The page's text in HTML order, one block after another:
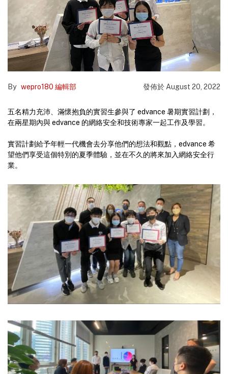
By wepro180 編輯部 發佈於 August 20, 2022
五名精力充沛、滿懷抱負的實習生參與了 edvance 暑期實習計劃，
在兩星期內與 edvance 的網絡安全和技術專家一起工作及學習。
實習計劃給予年輕一代機會去分享他們的想法和觀點，edvance 希
望他們享受這個特別的夏季體驗，並在不久的將來加入網絡安全行
業。